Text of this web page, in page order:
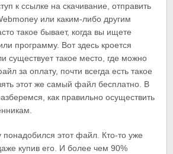
к ссылке на скачивание, отправить
или каким-либо другим
такое бывает, когда вы ищете
программу. Вот здесь кроется
существует такое место, где можно
за оплату, почти всегда есть такое
этот же самый файл бесплатно. В
как правильно осуществить
этот файл. Кто-то уже
купив его. И более чем 90%